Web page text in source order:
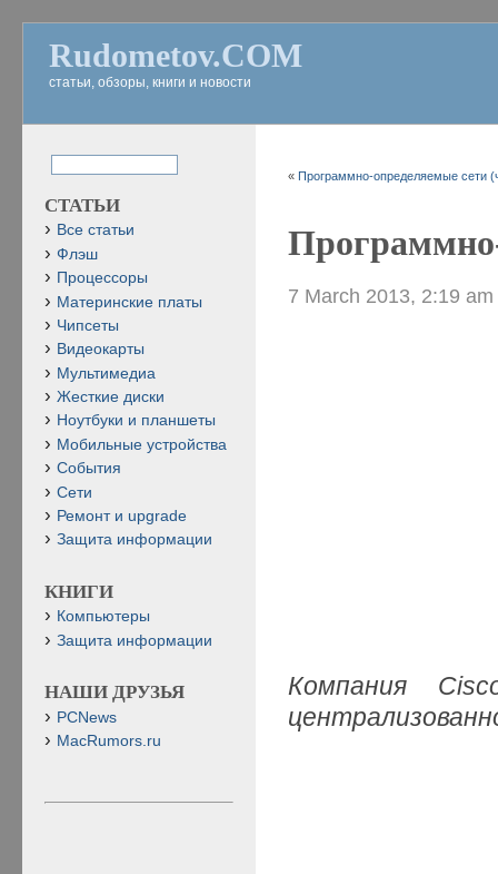
Rudometov.COM
статьи, обзоры, книги и новости
«Программно-определяемые сети
7 March 2013, 2:19 am
Компания
СТАТЬИ
Все статьи
Флэш
Процессоры
Материнские платы
Чипсеты
Видеокарты
Мультимедиа
Жесткие диски
Ноутбуки и планшеты
Мобильные устройства
События
Сети
Ремонт и upgrade
Защита информации
КНИГИ
Компьютеры
Защита информации
НАШИ ДРУЗЬЯ
PCNews
MacRumors.ru